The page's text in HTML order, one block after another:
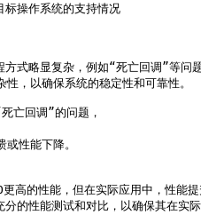
标操作系统的支持情况
式略显复杂，例如“死亡回调”等问
，以确保系统的稳定性和可靠性。
亡回调”的问题，
性能下降。
高的性能，但在实际应用中，性能
的性能测试和对比，以确保其在实